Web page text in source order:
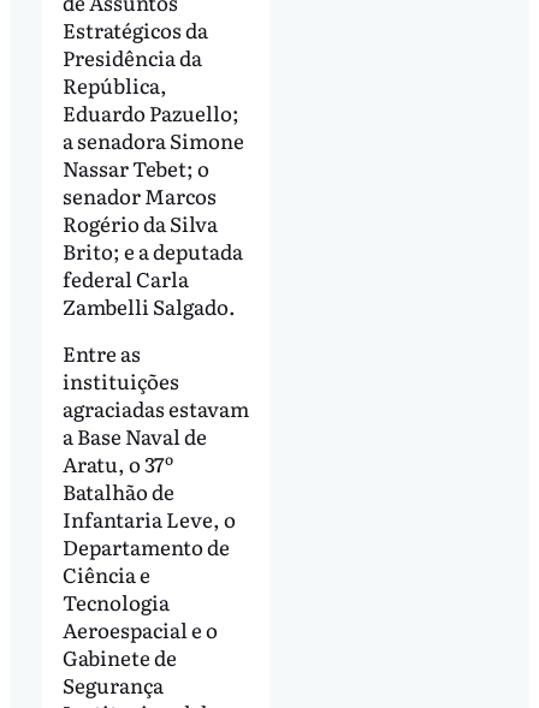
Estratégicos da
Presidência da
República,
Eduardo Pazuello;
a senadora Simone
Nassar Tebet; o
senador Marcos
Rogério da Silva
Brito; e a deputada
federal Carla
Zambelli Salgado.
Entre as
instituições
agraciadas estavam
a Base Naval de
Aratu, o 37º
Batalhão de
Infantaria Leve, o
Departamento de
Ciência e
Tecnologia
Aeroespacial e o
Gabinete de
Segurança